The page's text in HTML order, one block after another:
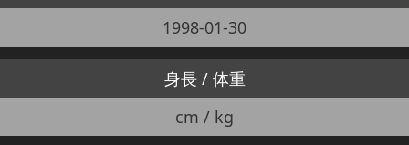
1998-01-30
身長 / 体重
cm / kg